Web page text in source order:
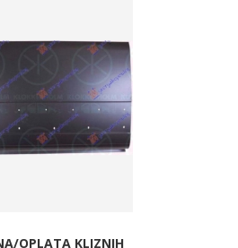
OPLATA KLIZNIH